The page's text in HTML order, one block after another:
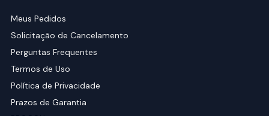
Meus Pedidos
Solicitação de Cancelamento
Perguntas Frequentes
Termos de Uso
Política de Privacidade
Prazos de Garantia